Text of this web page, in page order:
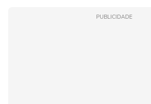
PUBLICIDADE